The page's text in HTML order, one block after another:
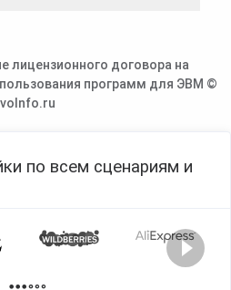
лицензионного договора на
программ для ЭВМ ©
voInfo.ru
по всем сценариям и